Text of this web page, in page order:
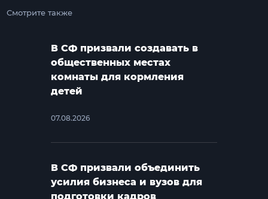
Смотрите также
В СФ призвали создавать в
общественных местах
комнаты для кормления
детей
07.08.2026
В СФ призвали объединить
усилия бизнеса и вузов для
подготовки кадров